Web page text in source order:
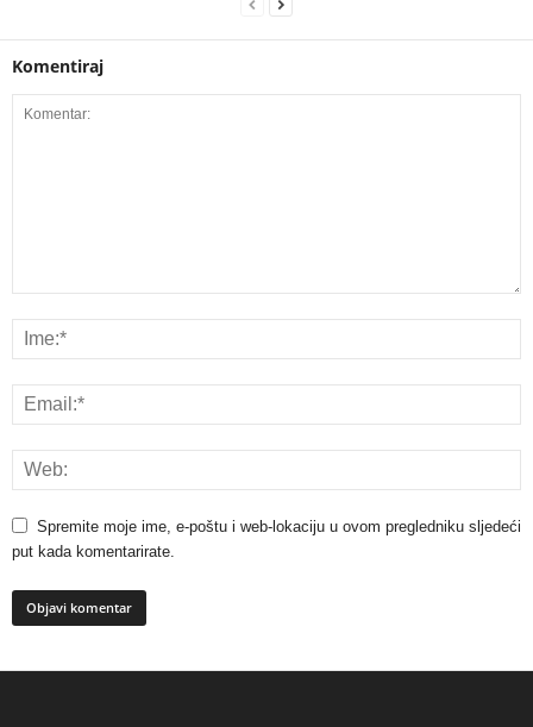
Komentiraj
Spremite moje ime, e-poštu i web-lokaciju u ovom pregledniku sljedeći
put kada komentarirate.